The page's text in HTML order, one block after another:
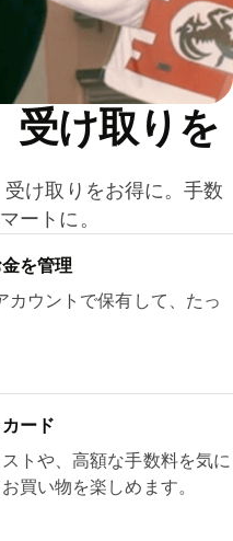
受け取りを
け取りをお得に。手数
ートに。
を管理
カウントで保有して、たっ
ード
トや、高額な手数料を気に
買い物を楽しめます。